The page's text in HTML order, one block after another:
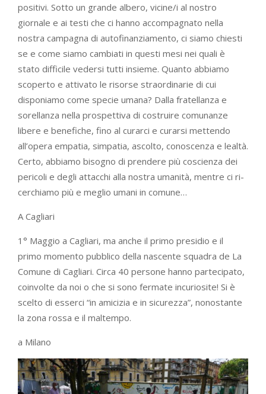
positivi. Sotto un grande albero, vicine/i al nostro
giornale e ai testi che ci hanno accompagnato nella
nostra campagna di autofinanziamento, ci siamo chiesti
se e come siamo cambiati in questi mesi nei quali è
stato difficile vedersi tutti insieme. Quanto abbiamo
scoperto e attivato le risorse straordinarie di cui
disponiamo come specie umana? Dalla fratellanza e
sorellanza nella prospettiva di costruire comunanze
libere e benefiche, fino al curarci e curarsi mettendo
all’opera empatia, simpatia, ascolto, conoscenza e lealtà.
Certo, abbiamo bisogno di prendere più coscienza dei
pericoli e degli attacchi alla nostra umanità, mentre ci ri-
cerchiamo più e meglio umani in comune…
A Cagliari
1° Maggio a Cagliari, ma anche il primo presidio e il
primo momento pubblico della nascente squadra de La
Comune di Cagliari. Circa 40 persone hanno partecipato,
coinvolte da noi o che si sono fermate incuriosite! Si è
scelto di esserci “in amicizia e in sicurezza”, nonostante
la zona rossa e il maltempo.
a Milano